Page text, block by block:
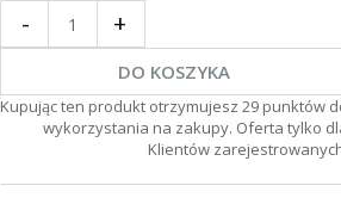
- +
DO KOSZYKA
Kupując ten produkt otrzymujesz 29 punktów
wykorzystania na zakupy. Oferta tylko
Klientów